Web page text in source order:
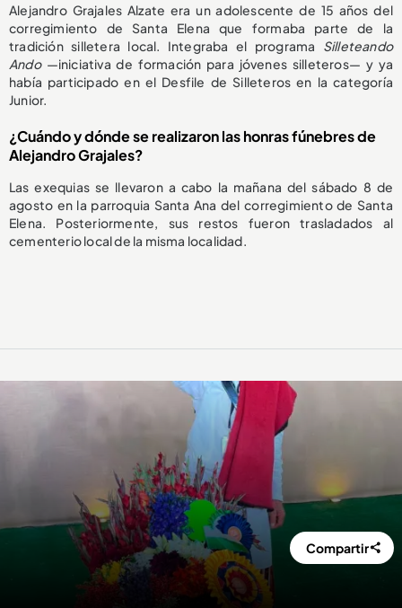
Alejandro Grajales Alzate era un adolescente de 15 años del
corregimiento de Santa Elena que formaba parte de la
tradición silletera local. Integraba el programa Silleteando
Ando—iniciativa de formación para jóvenes silleteros— y ya
había participado en el Desfile de Silleteros en la categoría
Junior.
¿Cuándo y dónde se realizaron las honras fúnebres de
Alejandro Grajales?
Las exequias se llevaron a cabo la mañana del sábado 8 de
agosto en la parroquia Santa Ana del corregimiento de Santa
Elena. Posteriormente, sus restos fueron trasladados al
cementerio local de la misma localidad.
Compartir